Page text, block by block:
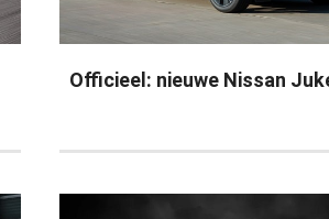
Officieel: nieuwe Nissan